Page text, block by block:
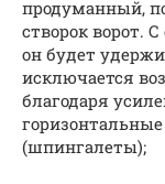
продуманный,
створок ворот.
он будет
исключается
благодаря
(шпингалеты);